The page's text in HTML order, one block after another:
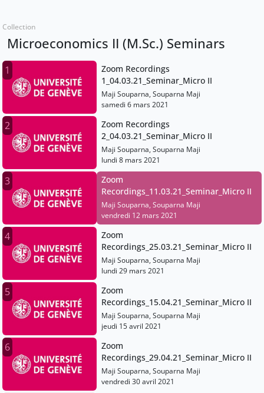
Collection
Microeconomics II (M.Sc.) Seminars
1
Zoom Recordings
1_04.03.21_Seminar_Micro II
Maji Souparna, Souparna Maji
samedi 6 mars 2021
2
Zoom Recordings
2_04.03.21_Seminar_Micro II
Maji Souparna, Souparna Maji
lundi 8 mars 2021
3
Zoom
Recordings_11.03.21_Seminar_Micro II
Maji Souparna, Souparna Maji
vendredi 12 mars 2021
4
Zoom
Recordings_25.03.21_Seminar_Micro II
Maji Souparna, Souparna Maji
lundi 29 mars 2021
5
Zoom
Recordings_15.04.21_Seminar_Micro II
Maji Souparna, Souparna Maji
jeudi 15 avril 2021
6
Zoom
Recordings_29.04.21_Seminar_Micro II
Maji Souparna, Souparna Maji
vendredi 30 avril 2021